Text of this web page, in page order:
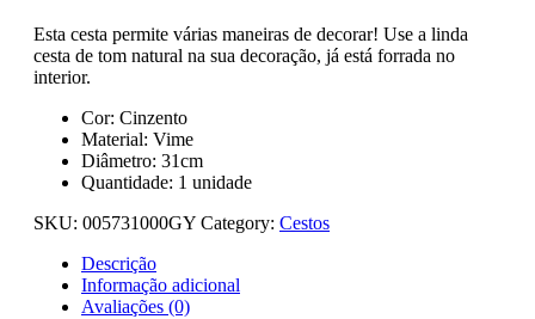
Esta cesta permite várias maneiras de decorar! Use a linda
cesta de tom natural na sua decoração, já está forrada no
interior.
Cor: Cinzento
Material: Vime
Diâmetro: 31cm
Quantidade: 1 unidade
SKU: 005731000GY Category: Cestos
Descrição
Informação adicional
Avaliações (0)